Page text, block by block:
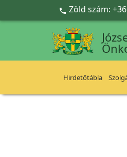
Ugrás a fő tartalomra
 Zöld szám:
Hirdetőtábla